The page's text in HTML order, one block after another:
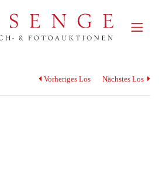
Vorheriges Los Nächstes Los